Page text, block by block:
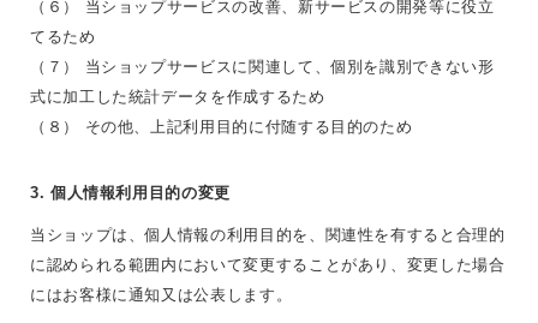
（６） 当ショップサービスの改善、新サービスの開発等に役立
てるため
（７） 当ショップサービスに関連して、個別を識別できない形
式に加工した統計データを作成するため
（８） その他、上記利用目的に付随する目的のため
3. 個人情報利用目的の変更
当ショップは、個人情報の利用目的を、関連性を有すると合理的
に認められる範囲内において変更することがあり、変更した場合
にはお客様に通知又は公表します。